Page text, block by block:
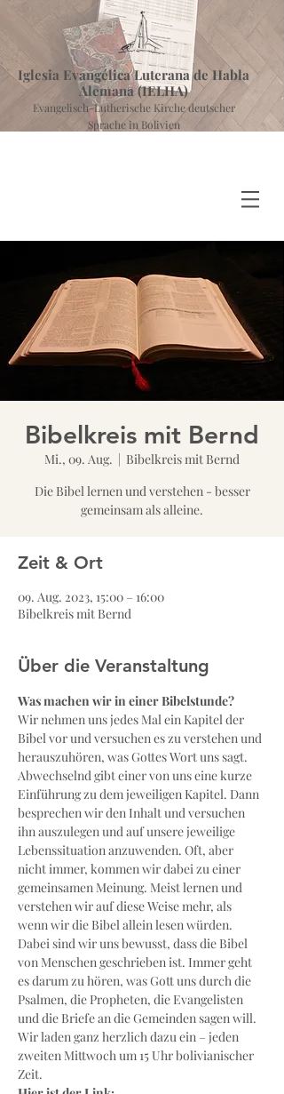
Iglesia Evangélica Luterana de Habla
Alemana (IELHA)
Evangelisch-Lutherische Kirche deutscher
Sprache in Bolivien
Bibelkreis mit Bernd
Mi., 09. Aug.
  |
Bibelkreis mit Bernd
Die Bibel lernen und verstehen - besser
gemeinsam als alleine.
Zeit & Ort
09. Aug. 2023, 15:00 – 16:00
Bibelkreis mit Bernd
Über die Veranstaltung
Was machen wir in einer Bibelstunde?
Wir nehmen uns jedes Mal ein Kapitel der
Bibel vor und versuchen es zu verstehen und
herauszuhören, was Gottes Wort uns sagt.
Abwechselnd gibt einer von uns eine kurze
Einführung zu dem jeweiligen Kapitel. Dann
besprechen wir den Inhalt und versuchen
ihn auszulegen und auf unsere jeweilige
Lebenssituation anzuwenden. Oft, aber
nicht immer, kommen wir dabei zu einer
gemeinsamen Meinung. Meist lernen und
verstehen wir auf diese Weise mehr, als
wenn wir die Bibel allein lesen würden.
Dabei sind wir uns bewusst, dass die Bibel
von Menschen geschrieben ist. Immer geht
es darum zu hören, was Gott uns durch die
Psalmen, die Propheten, die Evangelisten
und die Briefe an die Gemeinden sagen will.
Wir laden ganz herzlich dazu ein – jeden
zweiten Mittwoch um 15 Uhr bolivianischer
Zeit.